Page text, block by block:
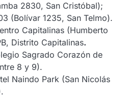
2830, San Cristóbal);
(Bolívar 1235, San Telmo).
Capitalinas (Humberto
Distrito Capitalinas.
Sagrado Corazón de
8 y 9).
Naindo Park (San Nicolás